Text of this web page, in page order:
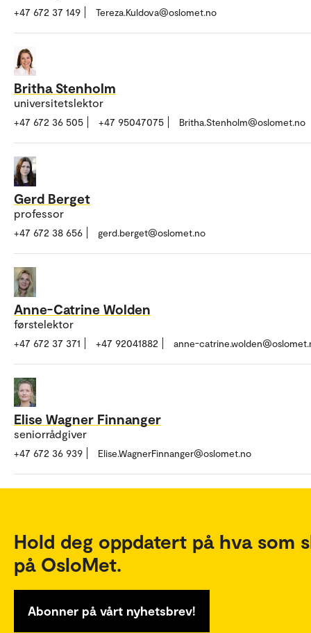
+47 672 37 149 Tereza.Kuldova@oslomet.no
Britha Stenholm
universitetslektor
+47 672 36 505 +47 95047075 Britha.Stenholm@oslomet.no
Gerd Berget
professor
+47 672 38 656 gerd.berget@oslomet.no
Anne-Catrine Wolden
førstelektor
+47 672 37 371 +47 92041882 anne-
Elise Wagner Finnanger
seniorrådgiver
+47 672 36 939 Elise.WagnerFinnanger@oslomet.no
Hold deg oppdatert på hva som
på OsloMet.
Abonner på vårt nyhetsbrev!